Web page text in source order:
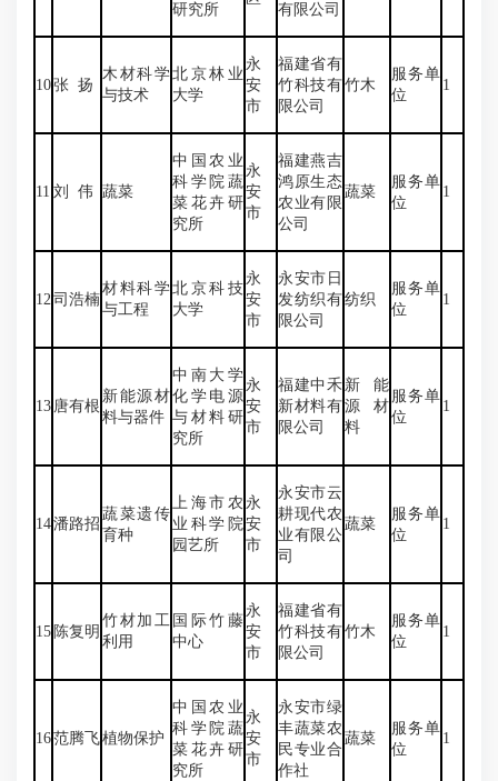
研究所
有限公司
10张 扬
木材科学
与技术
北京林业
大学
永
安
市
福建省有
竹科技有
限公司
竹木
服务单
位
1
11 刘 伟 蔬菜
中国农业
科学院蔬
菜花卉研
究所
永
安
市
福建燕吉
鸿原生态
农业有限
公司
蔬菜
服务单
位
1
12司浩楠
材料科学
与工程
北京科技
大学
永
安
市
永安市日
发纺织有
限公司
纺织
服务单
位
1
13 唐有根
新能源材
料与器件
中南大学
化学电源
与材料研
究所
永
安
市
福建中禾
新材料有
限公司
新能
源材
料
服务单
位
1
14潘路招
蔬菜遗传
育种
上海市农
业科学院
园艺所
永
安
市
永安市云
耕现代农
业有限公
司
蔬菜
服务单
位
1
15 陈复明
竹材加工
利用
国际竹藤
中心
永
安
市
福建省有
竹科技有
限公司
竹木
服务单
位
1
16范腾飞植物保护
中国农业
科学院蔬
菜花卉研
究所
永
安
市
永安市绿
丰蔬菜农
民专业合
作社
蔬菜
服务单
位
1